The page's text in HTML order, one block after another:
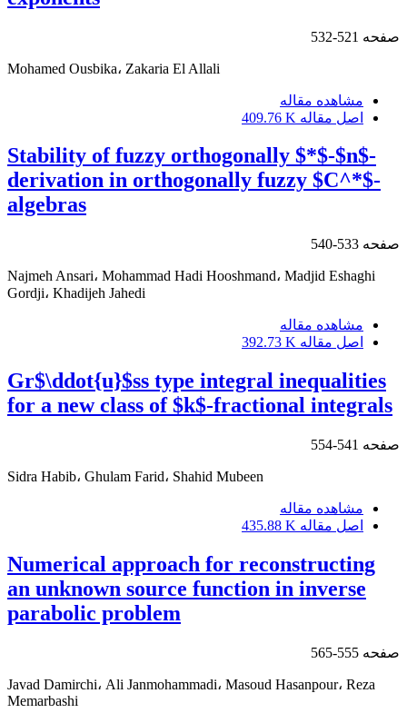
صفحه 521-532
Mohamed Ousbika، Zakaria El Allali
مشاهده مقاله
اصل مقاله 409.76 K
Stability of fuzzy orthogonally $*$-$n$-
derivation in orthogonally fuzzy $C^*$-
algebras
صفحه 533-540
Najmeh Ansari، Mohammad Hadi Hooshmand، Madjid Eshaghi
Gordji، Khadijeh Jahedi
مشاهده مقاله
اصل مقاله 392.73 K
Gr$\ddot{u}$ss type integral inequalities
for a new class of $k$-fractional integrals
صفحه 541-554
Sidra Habib، Ghulam Farid، Shahid Mubeen
مشاهده مقاله
اصل مقاله 435.88 K
Numerical approach for reconstructing
an unknown source function in inverse
parabolic problem
صفحه 555-565
Javad Damirchi، Ali Janmohammadi، Masoud Hasanpour، Reza
Memarbashi